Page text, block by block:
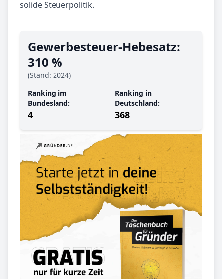
solide Steuerpolitik.
Gewerbe­steuer-Hebe­satz:
310 %
(Stand: 2024)
Ranking im
Bundesland:
4
Ranking in
Deutschland:
368